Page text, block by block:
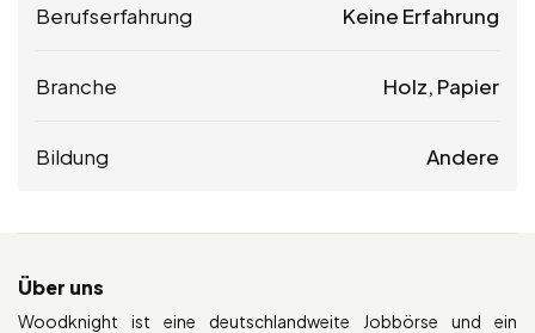
Berufserfahrung Keine Erfahrung
Branche Holz, Papier
Bildung Andere
Über uns
Woodknight ist eine deutschlandweite Jobbörse und ein